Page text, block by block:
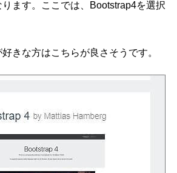
ます。ここでは、Bootstrap4を選択
きな方はこちらが良さそうです。